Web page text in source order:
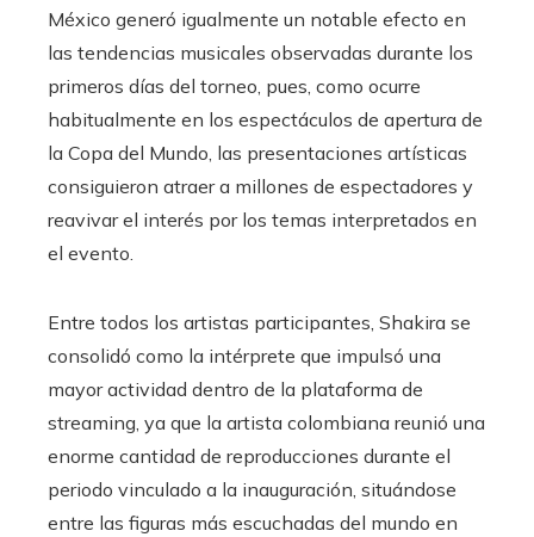
México generó igualmente un notable efecto en
las tendencias musicales observadas durante los
primeros días del torneo, pues, como ocurre
habitualmente en los espectáculos de apertura de
la Copa del Mundo, las presentaciones artísticas
consiguieron atraer a millones de espectadores y
reavivar el interés por los temas interpretados en
el evento.
Entre todos los artistas participantes, Shakira se
consolidó como la intérprete que impulsó una
mayor actividad dentro de la plataforma de
streaming, ya que la artista colombiana reunió una
enorme cantidad de reproducciones durante el
periodo vinculado a la inauguración, situándose
entre las figuras más escuchadas del mundo en